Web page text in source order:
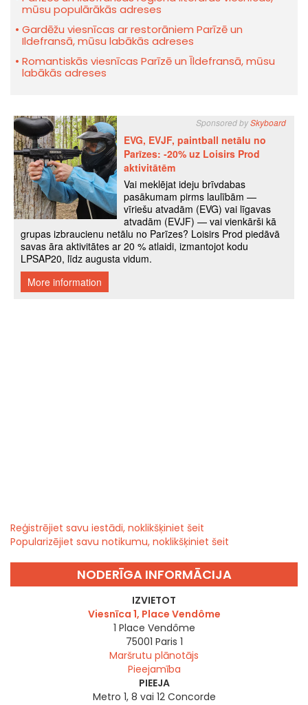
mūsu populārākās adreses
Gardēžu viesnīcas ar restorāniem Parīzē un
Ildefransā, mūsu labākās adreses
Romantiskās viesnīcas Parīzē un Īldefransā, mūsu
labākās adreses
Reģistrējiet savu iestādi, noklikšķiniet šeit
Popularizējiet savu notikumu, noklikšķiniet šeit
NODERĪGA INFORMĀCIJA
IZVIETOT
Viesnīca 1, Place Vendôme
1 Place Vendôme
75001 Paris 1
Maršrutu plānotājs
Pieejamība
PIEEJA
Metro 1, 8 vai 12 Concorde